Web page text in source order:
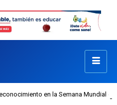
la Semana Mundial de la Lactancia